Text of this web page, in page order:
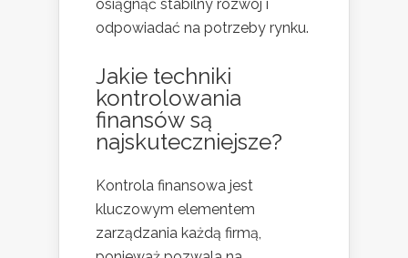
osiągnąć stabilny rozwój i
odpowiadać na potrzeby rynku.
Jakie techniki
kontrolowania
finansów są
najskuteczniejsze?
Kontrola finansowa jest
kluczowym elementem
zarządzania każdą firmą,